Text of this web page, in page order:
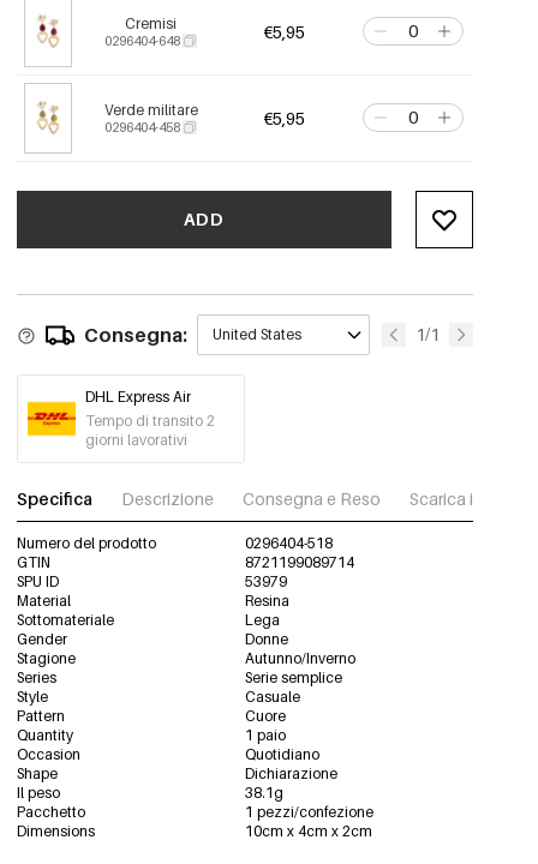
Cremisi
0296404-648 €5,95
Verde militare
0296404-458 €5,95
ADD
Consegna: United States 1/1
DHL Express Air
Tempo di transito 2
giorni lavorativi
Specifica Descrizione Consegna e Reso Scarica immagini
Numero del prodotto
0296404-518
GTIN
8721199089714
SPU ID
53979
Material
Resina
Sottomateriale
Lega
Gender
Donne
Stagione
Autunno/Inverno
Series
Serie semplice
Style
Casuale
Pattern
Cuore
Quantity
1 paio
Occasion
Quotidiano
Shape
Dichiarazione
Il peso
38.1g
Pacchetto
1 pezzi/confezione
Dimensions
10cm x 4cm x 2cm